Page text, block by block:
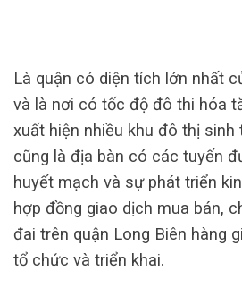
Là quận có diện tích lớn nhất
và là nơi có tốc độ đô thi hóa
xuất hiện nhiều khu đô thị sinh
cũng là địa bàn có các tuyến
huyết mạch và sự phát triển
hợp đồng giao dịch mua bán,
đai trên quận Long Biên hàng
tổ chức và triển khai.